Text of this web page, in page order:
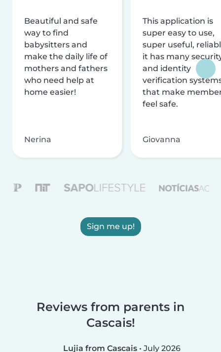
Beautiful and safe
way to find
babysitters and
make the daily life of
mothers and fathers
who need help at
home easier!
Nerina
This application is
super easy to use,
super useful,
it has many
and identity
verification
that make
feel safe.
Giovanna
Sign me up!
Reviews from parents in
Cascais!
Lujia from Cascais • July 2026